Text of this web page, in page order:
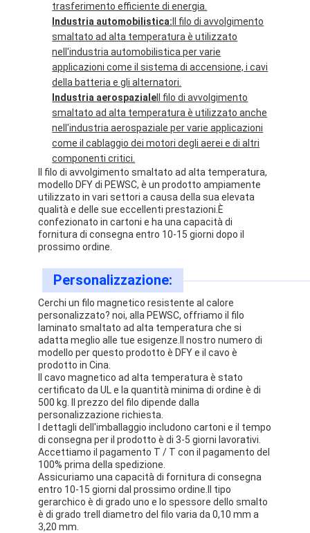
Filati ricoperti di seta
cavo del litz
Cavi magnetici ad alta temperatura
trasferimento efficiente di energia.
Industria automobilistica: Il filo di avvolgimento
smaltato ad alta temperatura è utilizzato
nell'industria automobilistica per varie
applicazioni come il sistema di accensione, i cavi
della batteria e gli alternatori.
Industria aerospaziale Il filo di avvolgimento
smaltato ad alta temperatura è utilizzato anche
nell'industria aerospaziale per varie applicazioni
come il cablaggio dei motori degli aerei e di altri
componenti critici.
Il filo di avvolgimento smaltato ad alta temperatura,
modello DFY di PEWSC, è un prodotto ampiamente
utilizzato in vari settori a causa della sua elevata
qualità e delle sue eccellenti prestazioni.È
confezionato in cartoni e ha una capacità di
fornitura di consegna entro 10-15 giorni dopo il
prossimo ordine.
Personalizzazione:
Cerchi un filo magnetico resistente al calore
personalizzato? noi, alla PEWSC, offriamo il filo
laminato smaltato ad alta temperatura che si
adatta meglio alle tue esigenze.Il nostro numero di
modello per questo prodotto è DFY e il cavo è
prodotto in Cina.
Il cavo magnetico ad alta temperatura è stato
certificato da UL e la quantità minima di ordine è di
500 kg. Il prezzo del filo dipende dalla
personalizzazione richiesta.
I dettagli dell'imballaggio includono cartoni e il tempo
di consegna per il prodotto è di 3-5 giorni lavorativi.
Accettiamo il pagamento T / T con il pagamento del
100% prima della spedizione.
Assicuriamo una capacità di fornitura di consegna
entro 10-15 giorni dal prossimo ordine.Il tipo
gerarchico è di grado uno e lo spessore dello smalto
è di grado treIl diametro del filo varia da 0,10 mm a
3,20 mm.